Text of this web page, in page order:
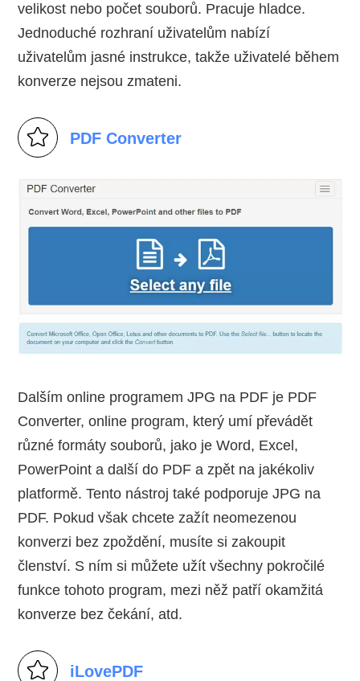
velikost nebo počet souborů. Pracuje hladce.
Jednoduché rozhraní uživatelům nabízí
uživatelům jasné instrukce, takže uživatelé během
konverze nejsou zmateni.
PDF Converter
Dalším online programem JPG na PDF je PDF
Converter, online program, který umí převádět
různé formáty souborů, jako je Word, Excel,
PowerPoint a další do PDF a zpět na jakékoliv
platformě. Tento nástroj také podporuje JPG na
PDF. Pokud však chcete zažít neomezenou
konverzi bez zpoždění, musíte si zakoupit
členství. S ním si můžete užít všechny pokročilé
funkce tohoto program, mezi něž patří okamžitá
konverze bez čekání, atd.
iLovePDF